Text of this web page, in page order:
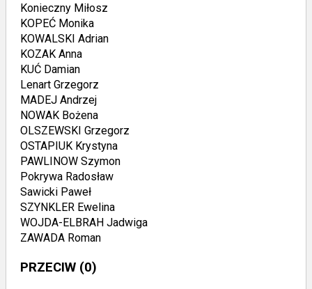
Konieczny Miłosz
KOPEĆ Monika
KOWALSKI Adrian
KOZAK Anna
KUĆ Damian
Lenart Grzegorz
MADEJ Andrzej
NOWAK Bożena
OLSZEWSKI Grzegorz
OSTAPIUK Krystyna
PAWLINOW Szymon
Pokrywa Radosław
Sawicki Paweł
SZYNKLER Ewelina
WOJDA-ELBRAH Jadwiga
ZAWADA Roman
PRZECIW (0)